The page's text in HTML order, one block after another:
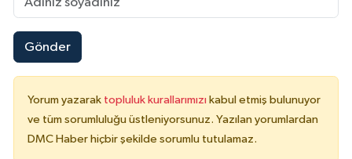
Gönder
Yorum yazarak topluluk kurallarımızı kabul etmiş bulunuyor
ve tüm sorumluluğu üstleniyorsunuz. Yazılan yorumlardan
DMC Haber hiçbir şekilde sorumlu tutulamaz.